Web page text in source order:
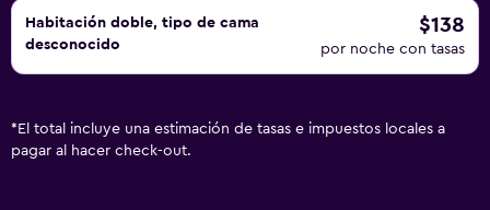
Habitación doble, tipo de cama
desconocido
$138
por noche con tasas
* El total incluye una estimación de tasas e impuestos locales a
pagar al hacer check-out.